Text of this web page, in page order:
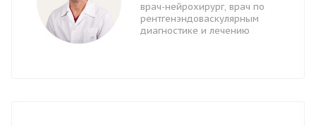
врач-нейрохирург, врач по
рентгенэндоваскулярным
диагностике и лечению